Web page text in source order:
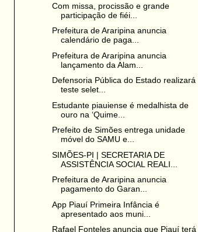
Com missa, procissão e grande
participação de fiéi...
Prefeitura de Araripina anuncia
calendário de paga...
Prefeitura de Araripina anuncia
lançamento da Alam...
Defensoria Pública do Estado realizará
teste selet...
Estudante piauiense é medalhista de
ouro na ‘Quime...
Prefeito de Simões entrega unidade
móvel do SAMU e...
SIMÕES-PI | SECRETARIA DE
ASSISTÊNCIA SOCIAL REALI...
Prefeitura de Araripina anuncia
pagamento do Garan...
App Piauí Primeira Infância é
apresentado aos muni...
Rafael Fonteles anuncia que Piauí terá